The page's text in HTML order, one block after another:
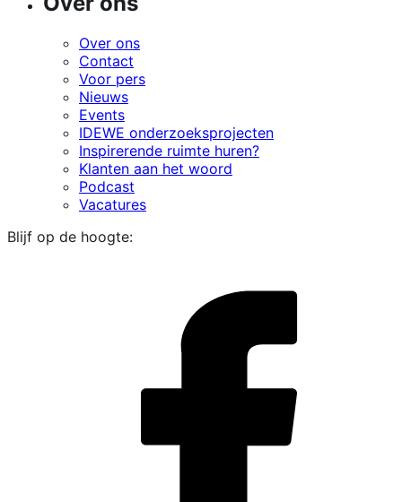
Over ons
Contact
Voor pers
Nieuws
Events
IDEWE onderzoeksprojecten
Inspirerende ruimte huren?
Klanten aan het woord
Podcast
Vacatures
Blijf op de hoogte: